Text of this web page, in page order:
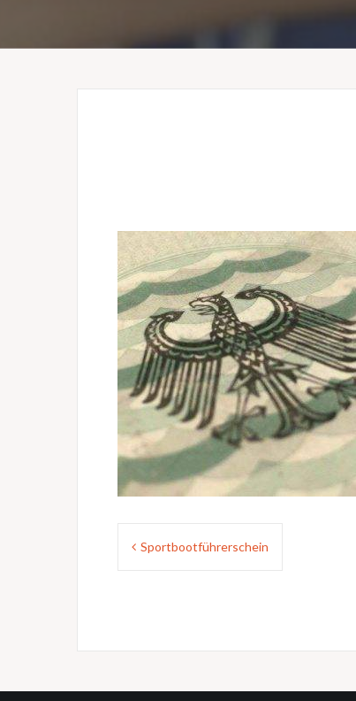
Beitragsnavigation
Sportbootführerschein